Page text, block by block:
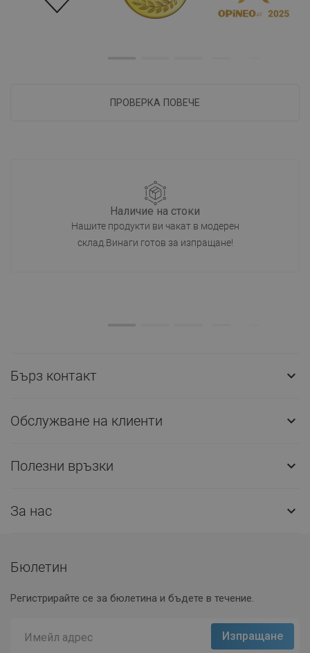
ПРОВЕРКА ПОВЕЧЕ
Наличие на стоки
Нашите продукти ви чакат в модерен
склад.Винаги готов за изпращане!
Бърз контакт 
Обслужване на клиенти 
Полезни връзки 
За нас 
Бюлетин
Регистрирайте се за бюлетина и бъдете в течение.